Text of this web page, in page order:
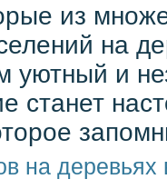
из
на
уютный и
станет
на деревьях